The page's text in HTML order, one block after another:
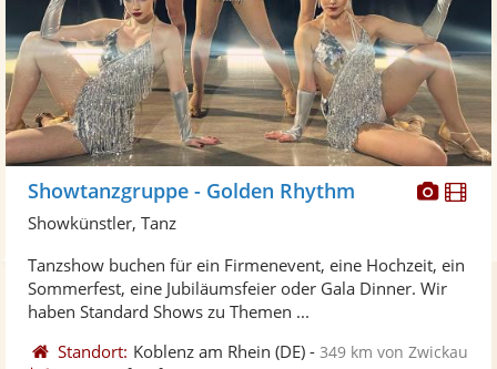
Fotos
Showtanzgruppe - Golden Rhythm
Showkünstler, Tanz
Tanzshow buchen für ein Firmenevent, eine Hochzeit, ein
Sommerfest, eine Jubiläumsfeier oder Gala Dinner. Wir
haben Standard Shows zu Themen ...
Standort: Koblenz am Rhein (DE) -349 km von Zwickau